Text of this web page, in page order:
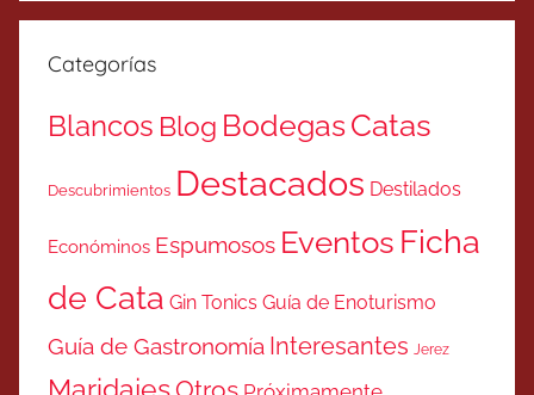
Categorías
Blancos Blog BodegasCatas
Descubrimientos Destacados Destilados
Económinos Espumosos Eventos Ficha
de Cata Gin Tonics Guía de Enoturismo
Guía de Gastronomía Interesantes Jerez